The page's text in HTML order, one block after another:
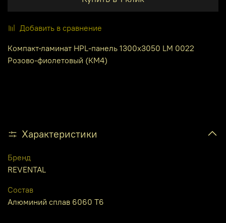
Добавить в сравнение
Компакт-ламинат HPL-панель 1300х3050 LM 0022
Розово-фиолетовый (КМ4)
Характеристики
Бренд
REVENTAL
Состав
Алюминий сплав 6060 Т6